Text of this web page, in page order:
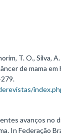
T. O., Silva,
de mama em
avanços no
In Federação